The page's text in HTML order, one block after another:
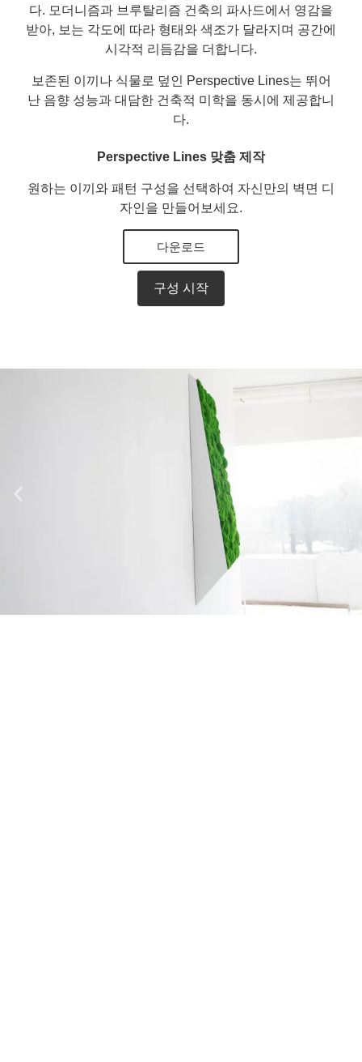
다. 모더니즘과 브루탈리즘 건축의 파사드에서 영감을
받아, 보는 각도에 따라 형태와 색조가 달라지며 공간에
시각적 리듬감을 더합니다.
보존된 이끼나 식물로 덮인 Perspective Lines는 뛰어
난 음향 성능과 대담한 건축적 미학을 동시에 제공합니
다.
Perspective Lines 맞춤 제작
원하는 이끼와 패턴 구성을 선택하여 자신만의 벽면 디
자인을 만들어보세요.
다운로드
구성 시작